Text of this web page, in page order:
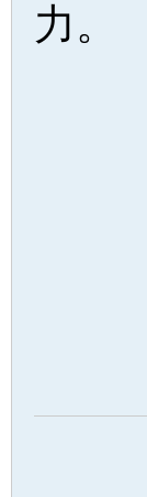
力。